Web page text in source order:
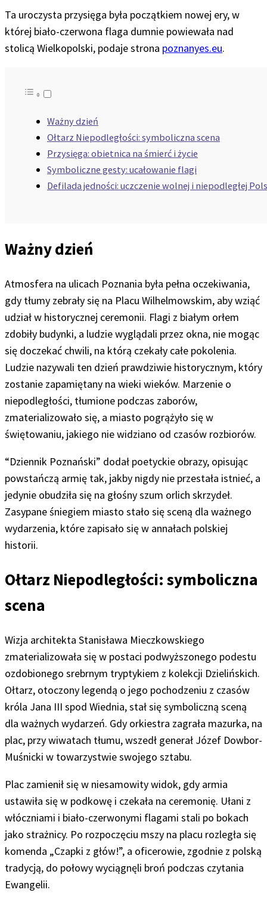
Ta uroczysta przysięga była początkiem nowej ery, w
której biało-czerwona flaga dumnie powiewała nad
stolicą Wielkopolski, podaje strona poznanyes.eu.
Ważny dzień
Ołtarz Niepodległości: symboliczna scena
Przysięga: obietnica na śmierć i życie
Symboliczne gesty: ucałowanie flagi
Defilada jedności: uczczenie wolnej i niepodległej
Ważny dzień
Atmosfera na ulicach Poznania była pełna oczekiwania,
gdy tłumy zebrały się na Placu Wilhelmowskim, aby wziąć
udział w historycznej ceremonii. Flagi z białym orłem
zdobiły budynki, a ludzie wyglądali przez okna, nie mogąc
się doczekać chwili, na którą czekały całe pokolenia.
Ludzie nazywali ten dzień prawdziwie historycznym, który
zostanie zapamiętany na wieki wieków. Marzenie o
niepodległości, tłumione podczas zaborów,
zmaterializowało się, a miasto pogrążyło się w
świętowaniu, jakiego nie widziano od czasów rozbiorów.
“Dziennik Poznański” dodał poetyckie obrazy, opisując
powstańczą armię tak, jakby nigdy nie przestała istnieć, a
jedynie obudziła się na głośny szum orlich skrzydeł.
Zasypane śniegiem miasto stało się sceną dla ważnego
wydarzenia, które zapisało się w annałach polskiej
historii.
Ołtarz Niepodległości: symboliczna
scena
Wizja architekta Stanisława Mieczkowskiego
zmaterializowała się w postaci podwyższonego podestu
ozdobionego srebrnym tryptykiem z kolekcji Dzielińskich.
Ołtarz, otoczony legendą o jego pochodzeniu z czasów
króla Jana III spod Wiednia, stał się symboliczną sceną
dla ważnych wydarzeń. Gdy orkiestra zagrała mazurka, na
plac, przy wiwatach tłumu, wszedł generał Józef Dowbor-
Muśnicki w towarzystwie swojego sztabu.
Plac zamienił się w niesamowity widok, gdy armia
ustawiła się w podkowę i czekała na ceremonię. Ułani z
włóczniami i biało-czerwonymi flagami stali po bokach
jako strażnicy. Po rozpoczęciu mszy na placu rozległa się
komenda „Czapki z głów!”, a oficerowie, zgodnie z polską
tradycją, do połowy wyciągnęli broń podczas czytania
Ewangelii.